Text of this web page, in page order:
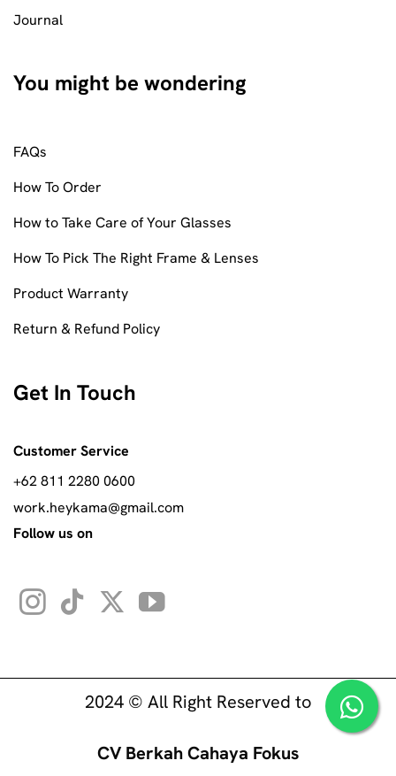
Journal
You might be wondering
FAQs
How To Order
How to Take Care of Your Glasses
How To Pick The Right Frame & Lenses
Product Warranty
Return & Refund Policy
Get In Touch
Customer Service
+62 811 2280 0600
work.heykama@gmail.com
Follow us on
2024 © All Right Reserved to
CV Berkah Cahaya Fokus